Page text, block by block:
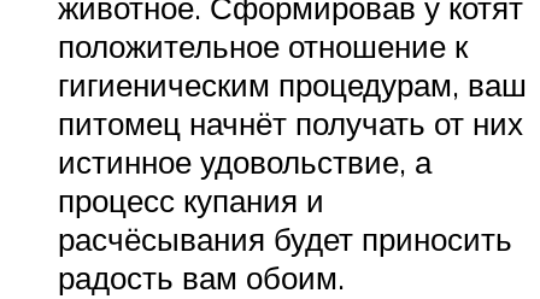
положительное отношение к
гигиеническим процедурам, ваш
питомец начнёт получать от них
истинное удовольствие, а
процесс купания и
расчёсывания будет приносить
радость вам обоим.